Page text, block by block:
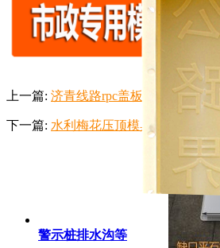
警示桩排水沟等
上一篇: 济青线路rpc盖板模具
下一篇: 水利梅花压顶模具
相关推荐